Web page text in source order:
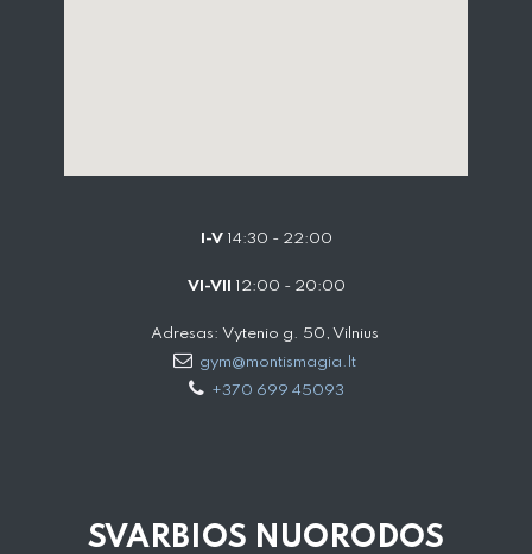
I-V14:30 - 22:00
VI-VII 12:00 - 20:00
Adresas: Vytenio g. 50, Vilnius
gym@montismagia.lt
+370 699 45093
SVARBIOS NUORODOS